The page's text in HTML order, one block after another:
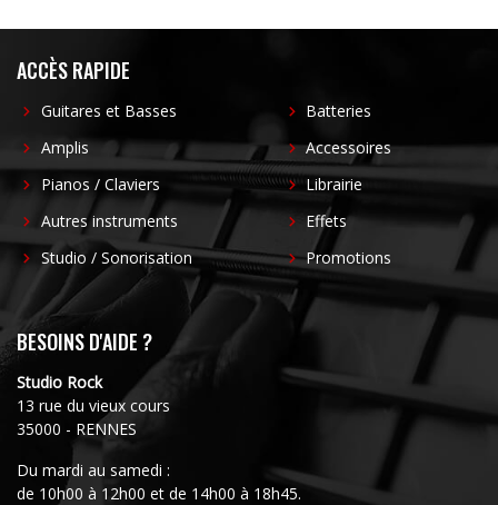
ACCÈS RAPIDE
Guitares et Basses
Amplis
Pianos / Claviers
Autres instruments
Studio / Sonorisation
Batteries
Accessoires
Librairie
Effets
Promotions
BESOINS D'AIDE ?
Studio Rock
13 rue du vieux cours
35000 - RENNES
Du mardi au samedi :
de 10h00 à 12h00 et de 14h00 à 18h45.